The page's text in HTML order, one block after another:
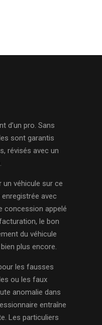
d’un pro. Sans
sont garantis
révisés avec un
un véhicule sur ce
enregistrée avec
concession appelé
le bon
du véhicule
plus encore.
les fausses
ou les faux
anomalie dans
entraîne
Les particuliers